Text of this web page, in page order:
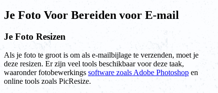
Je Foto Voor Bereiden voor E-mail
Je Foto Resizen
Als je foto te groot is om als e-mailbijlage te verzenden, moet je
deze resizen. Er zijn veel tools beschikbaar voor deze taak,
waaronder fotobewerkings software zoals Adobe Photoshop en
online tools zoals PicResize.